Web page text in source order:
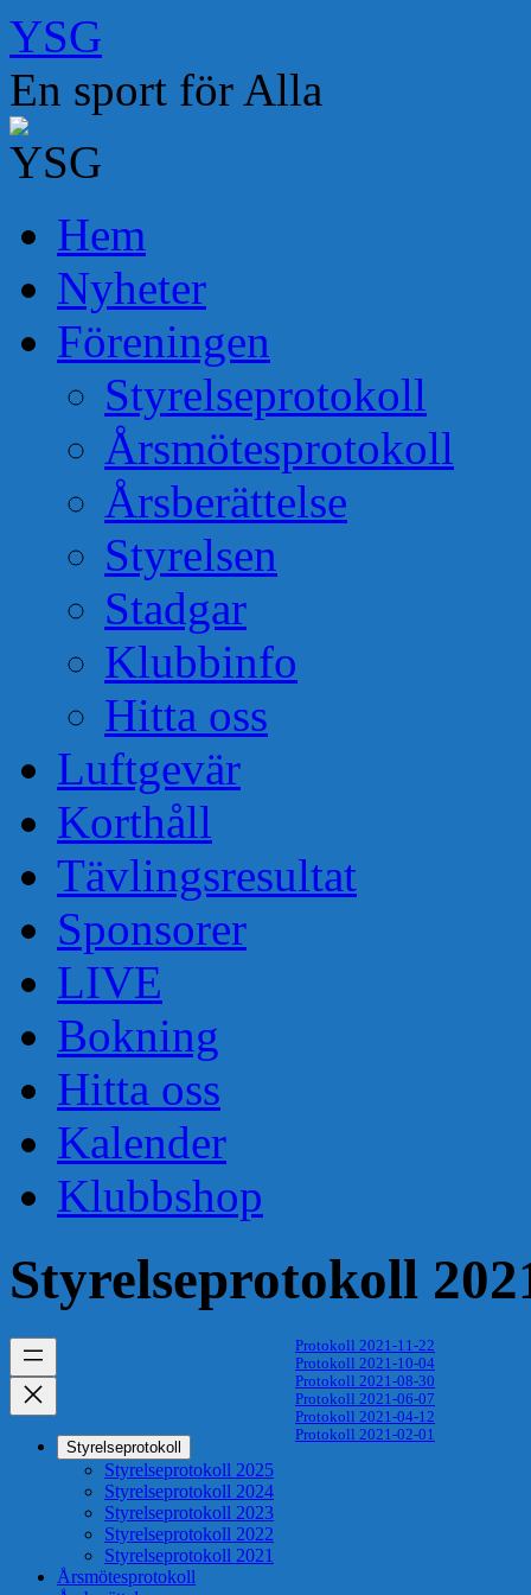
Hoppa
till
innehåll
YSG
En sport för Alla
Hem
Nyheter
Föreningen
Styrelseprotokoll
Årsmötesprotokoll
Årsberättelse
Styrelsen
Stadgar
Klubbinfo
Hitta oss
Luftgevär
Korthåll
Tävlingsresultat
Sponsorer
LIVE
Bokning
Hitta oss
Kalender
Klubbshop
Styrelseprotokoll
Styrelseprotokoll
Styrelseprotokoll 2025
Styrelseprotokoll 2024
Styrelseprotokoll 2023
Styrelseprotokoll 2022
Styrelseprotokoll 2021
Årsmötesprotokoll
Protokoll 2021-11-22
Protokoll 2021-10-04
Protokoll 2021-08-30
Protokoll 2021-06-07
Protokoll 2021-04-12
Protokoll 2021-02-01